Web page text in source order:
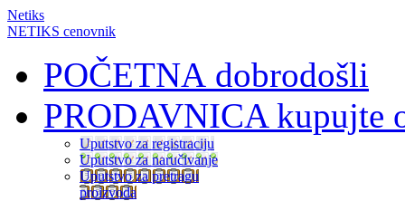
Netiks
NETIKS cenovnik
POČETNA dobrodošli
PRODAVNICAkupujte
Uputstvo za registraciju
Uputstvo za naručivanje
Uputstvo za pretragu
proizvoda